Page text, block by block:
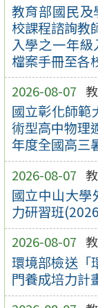
教育部國民
校課程諮詢教
入學之一年
檔案手冊至各
2026-08-07
國立彰化師範
術型高中物理
年度全國高三
2026-08-07
國立中山大
力研習班
2026-08-07
環境部檢送「
門養成培力計